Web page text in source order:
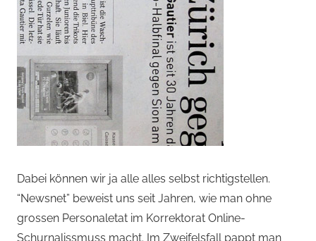
Dabei können wir ja alle alles selbst richtigstellen.
“Newsnet” beweist uns seit Jahren, wie man ohne
grossen Personaletat im Korrektorat Online-
Schurnalissmuss macht. Im Zweifelsfall pappt man